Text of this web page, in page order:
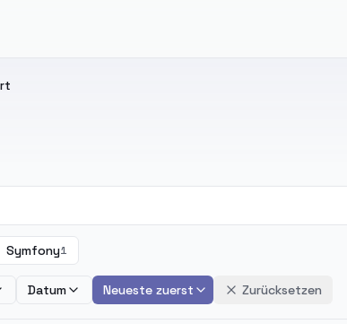
Symfony1
Datum Neueste zuerst Zurücksetzen